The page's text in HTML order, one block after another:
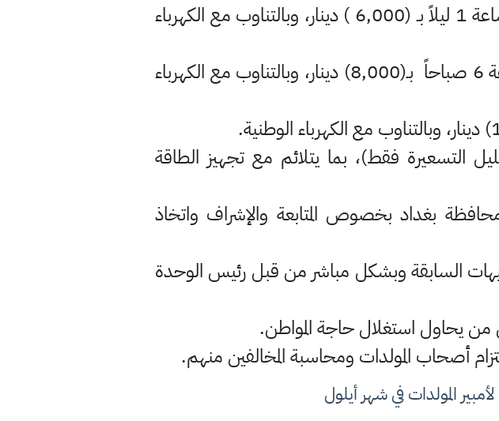
1. تسعيرة التشغيل (العادي) من الساعة 12 ظهراً وحتى الساعة 1 ليلاً بـ (6,000 ) دينار، وبالتناوب مع الكهرباء
2. تسعيرة التشغيل الليلي من الساعة 12 ظهراً وحتى الساعة 6 صباحاً بـ(8,000) دينار، وبالتناوب مع الكهرباء
التسعيرة فقط)، بما يتلائم مع تجهيز الطاقة
بغداد بخصوص المتابعة والإشراف واتخاذ
السابقة وبشكل مباشر من قبل رئيس الوحدة
المولدات في شهر أيلول